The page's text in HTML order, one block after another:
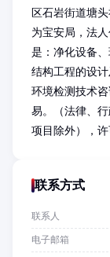
区石岩街道塘
为宝安局，法
是：净化设备
结构工程的设
环境检测技术
易。（法律、
项目除外），
联系方式
联系人
电子邮箱